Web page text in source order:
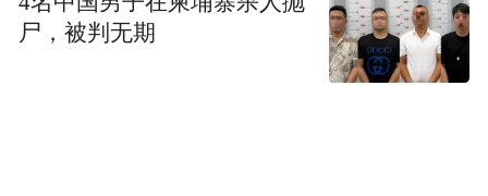
尸，被判无期